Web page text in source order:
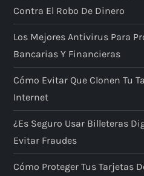
Contra El Robo De Dinero
Los Mejores Antivirus Para
Bancarias Y Financieras
Cómo Evitar Que Clonen Tu
Internet
¿Es Seguro Usar Billeteras
Evitar Fraudes
Cómo Proteger Tus Tarjetas